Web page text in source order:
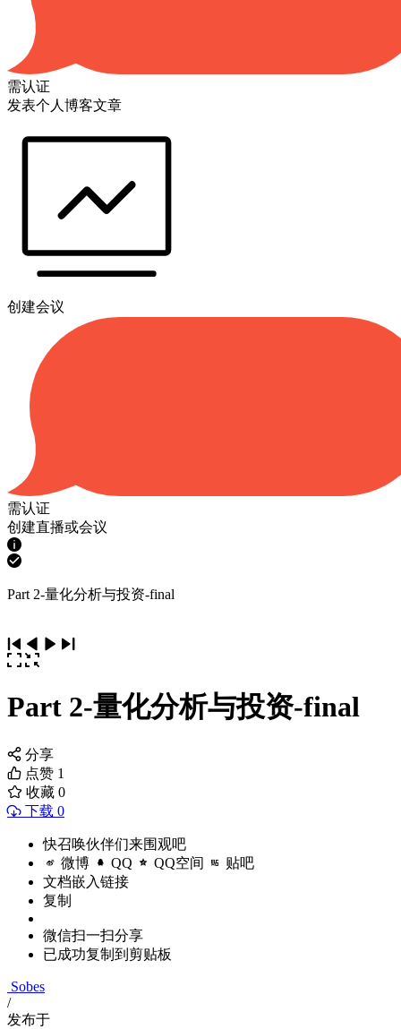
需认证
发表个人博客文章
创建会议
需认证
创建直播或会议
Part 2-量化分析与投资-final
Part 2-量化分析与投资-final
分享
点赞 1
收藏 0
下载 0
快召唤伙伴们来围观吧
微博 QQ QQ空间 贴吧
文档嵌入链接
复制
微信扫一扫分享
已成功复制到剪贴板
Sobes
/
发布于